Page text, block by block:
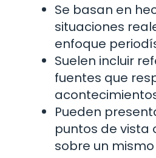
Se basan en
situaciones
enfoque
Suelen incluir
fuentes que
Pueden
puntos de vista
sobre un